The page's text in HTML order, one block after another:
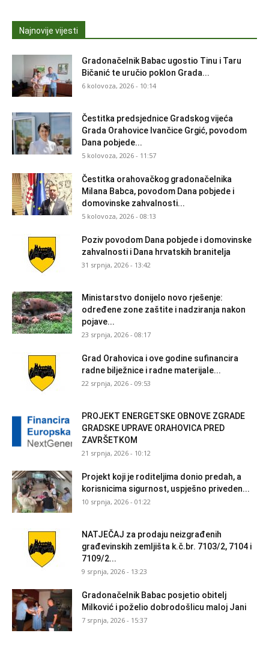
Najnovije vijesti
Gradonačelnik Babac ugostio Tinu i Taru
Bičanić te uručio poklon Grada...
6 kolovoza, 2026 - 10:14
Čestitka predsjednice Gradskog vijeća
Grada Orahovice Ivančice Grgić, povodom
Dana pobjede...
5 kolovoza, 2026 - 11:57
Čestitka orahovačkog gradonačelnika
Milana Babca, povodom Dana pobjede i
domovinske zahvalnosti...
5 kolovoza, 2026 - 08:13
Poziv povodom Dana pobjede i domovinske
zahvalnosti i Dana hrvatskih branitelja
31 srpnja, 2026 - 13:42
Ministarstvo donijelo novo rješenje:
određene zone zaštite i nadziranja nakon
pojave...
23 srpnja, 2026 - 08:17
Grad Orahovica i ove godine sufinancira
radne bilježnice i radne materijale...
22 srpnja, 2026 - 09:53
PROJEKT ENERGETSKE OBNOVE ZGRADE
GRADSKE UPRAVE ORAHOVICA PRED
ZAVRŠETKOM
21 srpnja, 2026 - 10:12
Projekt koji je roditeljima donio predah, a
korisnicima sigurnost, uspješno priveden...
10 srpnja, 2026 - 01:22
NATJEČAJ za prodaju neizgrađenih
građevinskih zemljišta k.č.br. 7103/2, 7104 i
7109/2...
9 srpnja, 2026 - 13:23
Gradonačelnik Babac posjetio obitelj
Milković i poželio dobrodošlicu maloj Jani
7 srpnja, 2026 - 15:37